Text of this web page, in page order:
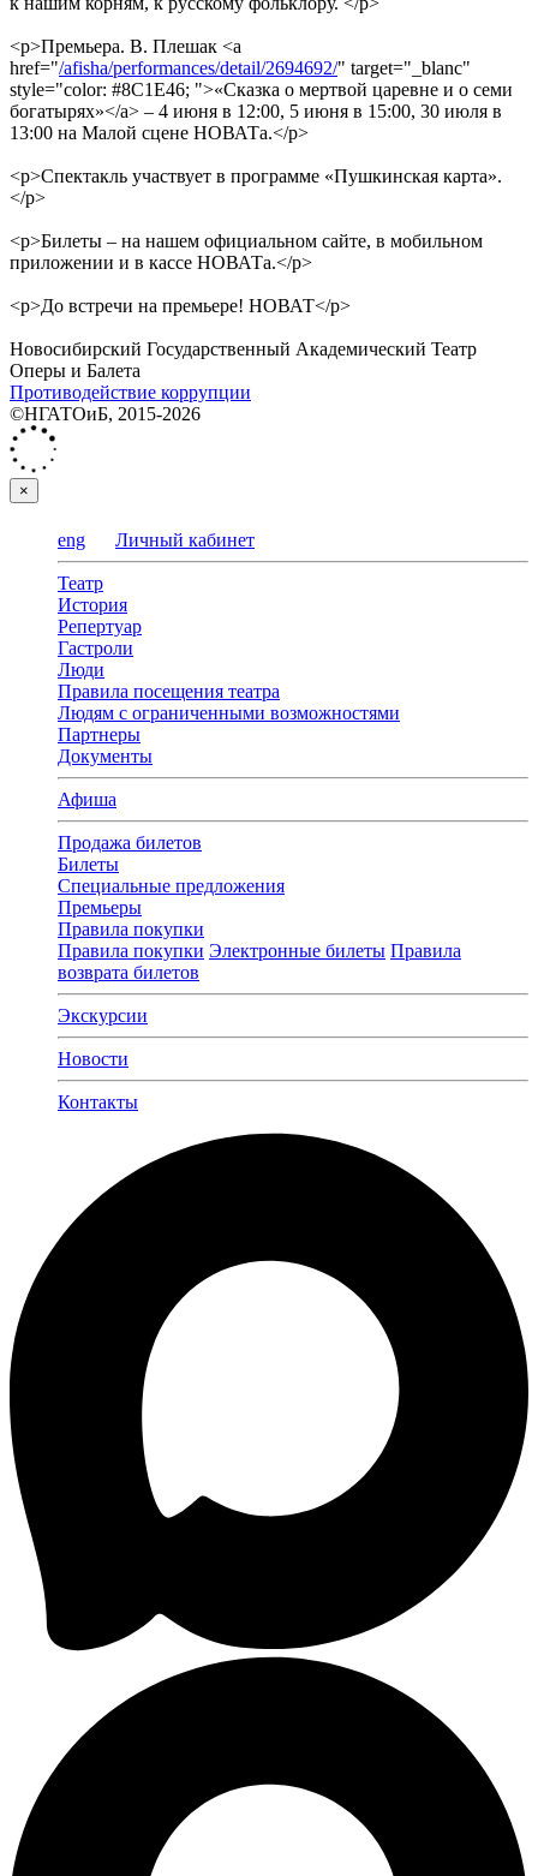
<p>Премьера. В. Плешак <a
href="/afisha/performances/detail/2694692/" target="_blanc"
style="color: #8C1E46; ">«Сказка о мертвой царевне и о семи
богатырях»</a> – 4 июня в 12:00, 5 июня в 15:00, 30 июля в
13:00 на Малой сцене НОВАТа.</p>
<p>Спектакль участвует в программе «Пушкинская карта».
</p>
<p>Билеты – на нашем официальном сайте, в мобильном
приложении и в кассе НОВАТа.</p>
<p>До встречи на премьере! НОВАТ</p>
Новосибирский Государственный Академический Театр
Оперы и Балета
Противодействие коррупции
©НГАТОиБ, 2015-2026
×
eng Личный кабинет
Театр
История
Репертуар
Гастроли
Люди
Правила посещения театра
Людям с ограниченными возможностями
Партнеры
Документы
Афиша
Продажа билетов
Билеты
Специальные предложения
Премьеры
Правила покупки
Правила покупки Электронные билеты Правила
возврата билетов
Экскурсии
Новости
Контакты